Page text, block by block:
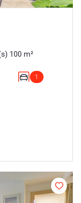
Maison 5 pièce(s) 3 chambre(s) 100 m²
1